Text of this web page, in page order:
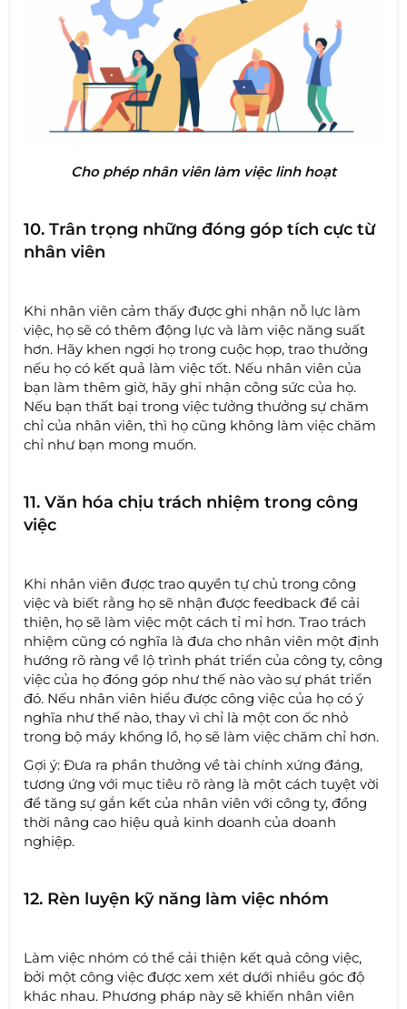
Cho phép nhân viên làm việc linh hoạt
10. Trân trọng những đóng góp tích cực từ
nhân viên
Khi nhân viên cảm thấy được ghi nhận nỗ lực làm
việc, họ sẽ có thêm động lực và làm việc năng suất
hơn. Hãy khen ngợi họ trong cuộc họp, trao thưởng
nếu họ có kết quả làm việc tốt. Nếu nhân viên của
bạn làm thêm giờ, hãy ghi nhận công sức của họ.
Nếu bạn thất bại trong việc tưởng thưởng sự chăm
chỉ của nhân viên, thì họ cũng không làm việc chăm
chỉ như bạn mong muốn.
11. Văn hóa chịu trách nhiệm trong công
việc
Khi nhân viên được trao quyền tự chủ trong công
việc và biết rằng họ sẽ nhận được feedback để cải
thiện, họ sẽ làm việc một cách tỉ mỉ hơn. Trao trách
nhiệm cũng có nghĩa là đưa cho nhân viên một định
hướng rõ ràng về lộ trình phát triển của công ty, công
việc của họ đóng góp như thế nào vào sự phát triển
đó. Nếu nhân viên hiểu được công việc của họ có ý
nghĩa như thế nào, thay vì chỉ là một con ốc nhỏ
trong bộ máy khổng lồ, họ sẽ làm việc chăm chỉ hơn.
Gợi ý: Đưa ra phần thưởng về tài chính xứng đáng,
tương ứng với mục tiêu rõ ràng là một cách tuyệt vời
để tăng sự gắn kết của nhân viên với công ty, đồng
thời nâng cao hiệu quả kinh doanh của doanh
nghiệp.
12. Rèn luyện kỹ năng làm việc nhóm
Làm việc nhóm có thể cải thiện kết quả công việc,
bởi một công việc được xem xét dưới nhiều góc độ
khác nhau. Phương pháp này sẽ khiến nhân viên